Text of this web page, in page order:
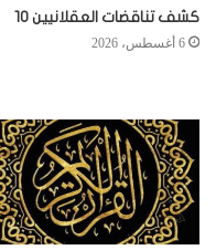
كشف تناقضات العقلانيين 10
6 أغسطس، 2026